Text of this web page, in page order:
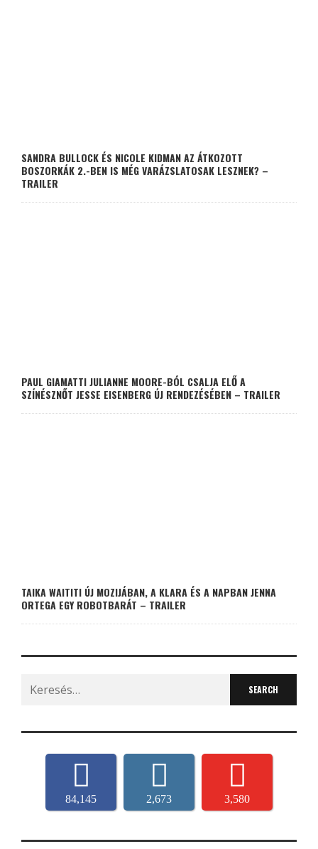
SANDRA BULLOCK ÉS NICOLE KIDMAN AZ ÁTKOZOTT
BOSZORKÁK 2.-BEN IS MÉG VARÁZSLATOSAK LESZNEK? –
TRAILER
PAUL GIAMATTI JULIANNE MOORE-BÓL CSALJA ELŐ A
SZÍNÉSZNŐT JESSE EISENBERG ÚJ RENDEZÉSÉBEN – TRAILER
TAIKA WAITITI ÚJ MOZIJÁBAN, A KLARA ÉS A NAPBAN JENNA
ORTEGA EGY ROBOTBARÁT – TRAILER
Search
for:
84,145 2,673 3,580